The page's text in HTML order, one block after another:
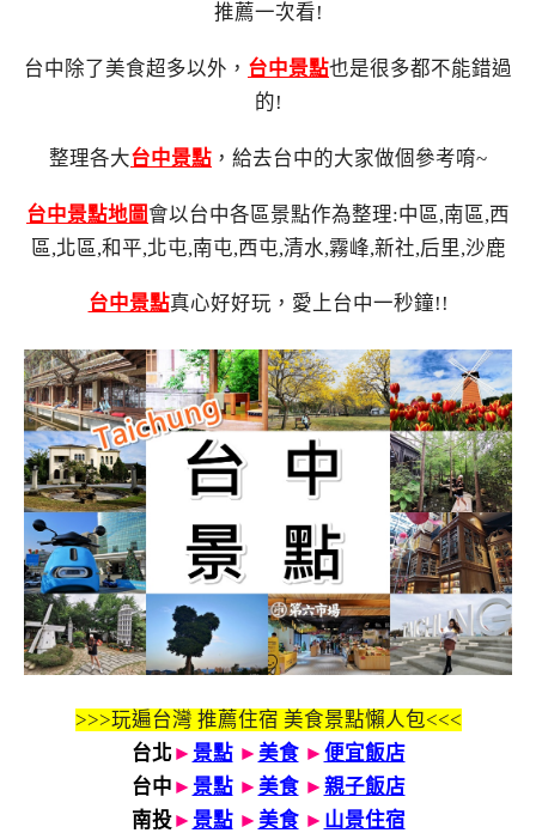
推薦一次看!
台中除了美食超多以外， 台中景點也是很多都不能錯過
的!
整理各大台中景點 ，給去台中的大家做個參考唷~
台中景點地圖 會以台中各區景點作為整理:中區,南區,西
區,北區,和平,北屯,南屯,西屯,清水,霧峰,新社,后里,沙鹿
台中景點真心好好玩，愛上台中一秒鐘!!
>>>玩遍台灣 推薦住宿 美食景點懶人包<<<
台北 ► 景點 ► 美食► 便宜飯店
台中 ► 景點 ► 美食► 親子飯店
南投► 景點 ► 美食► 山景住宿